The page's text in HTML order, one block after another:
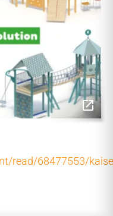
read/68477553/